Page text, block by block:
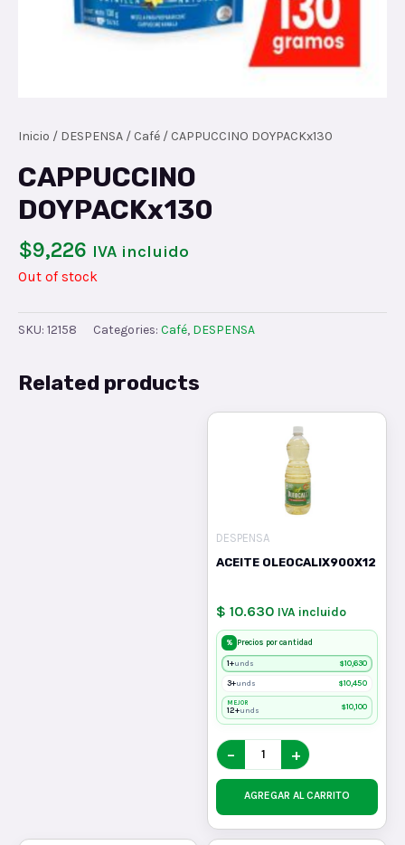
Inicio / DESPENSA / Café / CAPPUCCINO DOYPACKx130
CAPPUCCINO
DOYPACKx130
$9,226 IVA incluido
Out of stock
SKU: 12158 Categories: Café, DESPENSA
Related products
DESPENSA
ACEITE OLEOCALIX900X12
$ 10.630 IVA incluido
% Precios por cantidad
1+unds $10,630
3+unds $10,450
MEJOR
12+unds $10,100
− +
AGREGAR AL CARRITO